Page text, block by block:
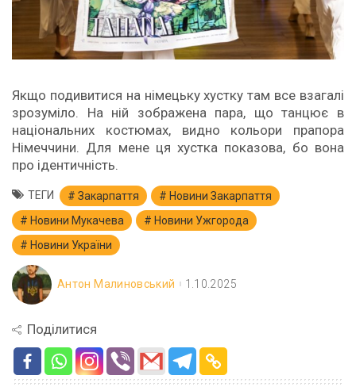
Якщо подивитися на німецьку хустку там все взагалі
зрозуміло. На ній зображена пара, що танцює в
національних костюмах, видно кольори прапора
Німеччини. Для мене ця хустка показова, бо вона
про ідентичність.
ТЕГИ Закарпаття
Новини Закарпаття
Новини Мукачева
Новини Ужгорода
Новини України
Антон Малиновський 1.10.2025
Поділитися